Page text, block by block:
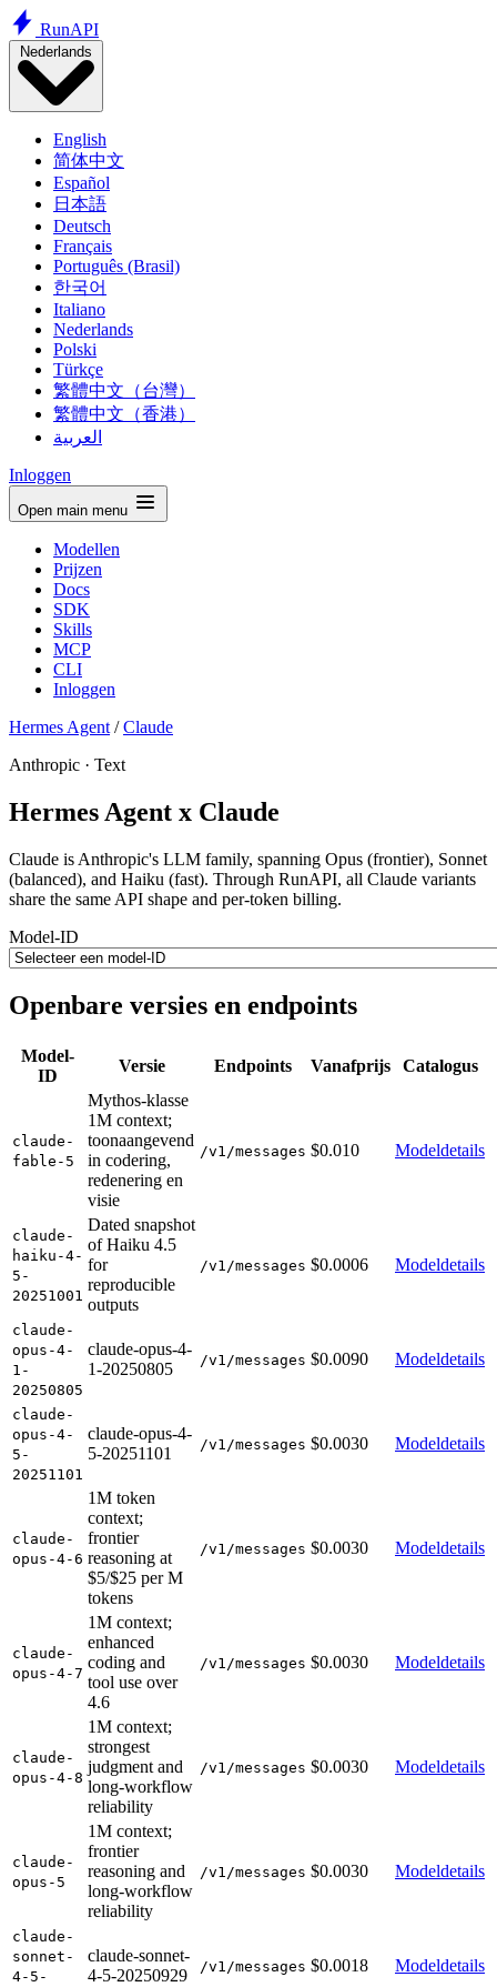
RunAPI
Nederlands
English
简体中文
Español
日本語
Deutsch
Français
Português (Brasil)
한국어
Italiano
Nederlands
Polski
Türkçe
繁體中文（台灣）
繁體中文（香港）
العربية
Inloggen
Open main menu
Modellen
Prijzen
Docs
SDK
Skills
MCP
CLI
Inloggen
Hermes Agent /Claude
Anthropic · Text
Hermes Agent x Claude
Claude is Anthropic's LLM family, spanning Opus (frontier), Sonnet
(balanced), and Haiku (fast). Through RunAPI, all Claude variants
share the same API shape and per-token billing.
Model-ID
Openbare versies en endpoints
Model-
ID
Versie Endpoints Vanafprijs Catalogus
claude-
fable-5
Mythos-klasse
1M context;
toonaangevend
in codering,
redenering en
visie
/v1/messages $0.010 Modeldetails
claude-
haiku-4-
5-
20251001
Dated snapshot
of Haiku 4.5
for
reproducible
outputs
/v1/messages $0.0006 Modeldetails
claude-
opus-4-
1-
20250805
claude-opus-4-
1-20250805
/v1/messages $0.0090 Modeldetails
claude-
opus-4-
5-
20251101
claude-opus-4-
5-20251101
/v1/messages $0.0030 Modeldetails
claude-
opus-4-6
1M token
context;
frontier
reasoning at
$5/$25 per M
tokens
/v1/messages $0.0030 Modeldetails
claude-
opus-4-7
1M context;
enhanced
coding and
tool use over
4.6
/v1/messages $0.0030 Modeldetails
claude-
opus-4-8
1M context;
strongest
judgment and
long-workflow
reliability
/v1/messages $0.0030 Modeldetails
claude-
opus-5
1M context;
frontier
reasoning and
long-workflow
reliability
/v1/messages $0.0030 Modeldetails
claude-
sonnet-
4-5-
claude-sonnet-
4-5-20250929
/v1/messages $0.0018 Modeldetails